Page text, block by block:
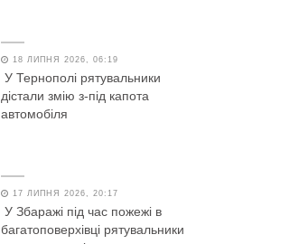
18 ЛИПНЯ 2026, 06:19
У Тернополі рятувальники
дістали змію з-під капота
автомобіля
17 ЛИПНЯ 2026, 20:17
У Збаражі під час пожежі в
багатоповерхівці рятувальники